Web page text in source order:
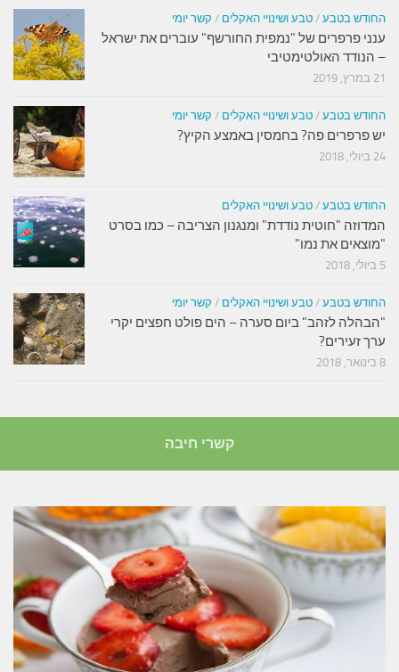
החודש בטבע / טבע ושינויי האקלים / קשר יומי
ענני פרפרים של "נמפית החורשף" עוברים את ישראל
– הנודד האולטימטיבי
21 במרץ, 2019
החודש בטבע / טבע ושינויי האקלים / קשר יומי
יש פרפרים פה? בחמסין באמצע הקיץ?
24 ביולי, 2018
החודש בטבע / טבע ושינויי האקלים
המדוזה "חוטית נודדת" ומנגנון הצריבה – כמו בסרט
"מוצאים את נמו"
5 ביולי, 2018
החודש בטבע / טבע ושינויי האקלים / קשר יומי
"הבהלה לזהב" ביום סערה – הים פולט חפצים יקרי
ערך זעירים?
8 בינואר, 2018
קשרי חיבה